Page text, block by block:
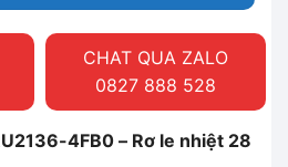
CHAT QUA ZALO
0827 888 528
4FB0 – Rơ le nhiệt 28